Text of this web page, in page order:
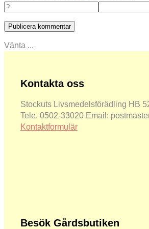
Vänta ...
Kontakta oss
Stockuts Livsmedelsförädling HB
Tele. 0502-33020 Email:
Kontaktformulär
Besök Gårdsbutiken